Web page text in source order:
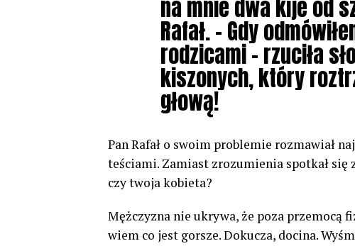
na mnie dwa kije od
Rafał. – Gdy
rodzicami – rzuciła
kiszonych, który
głową!
Pan Rafał o swoim problemie rozmawiał
teściami. Zamiast zrozumienia spotkał
czy twoja kobieta?
Mężczyzna nie ukrywa, że poza przemocą
wiem co jest gorsze. Dokucza, docina.